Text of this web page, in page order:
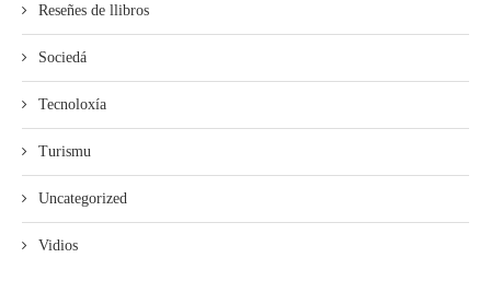
Reseñes de llibros
Sociedá
Tecnoloxía
Turismu
Uncategorized
Vidios